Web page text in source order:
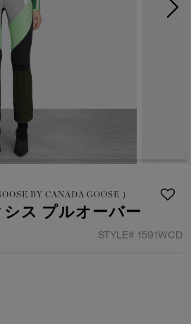
ャパンTシャツ
ア
ャパンTシャツ
ア
詳しく見る
BY CANADA GOOSE ）
ス プルオーバー
STYLE# 1591WCD